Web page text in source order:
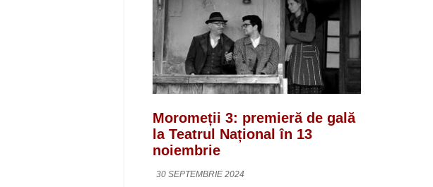
Moromeții 3: premieră de gală
la Teatrul Național în 13
noiembrie
30 SEPTEMBRIE 2024